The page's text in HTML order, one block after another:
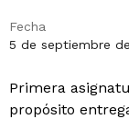
Fecha
5 de septiembre
Primera
propósito